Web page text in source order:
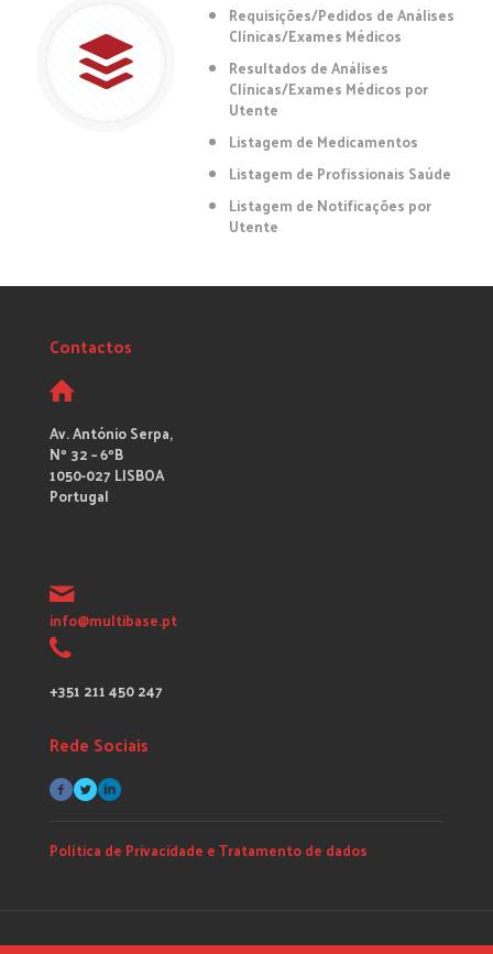
Requisições/Pedidos de Análises
Clínicas/Exames Médicos
Resultados de Análises
Clínicas/Exames Médicos por
Utente
Listagem de Medicamentos
Listagem de Profissionais Saúde
Listagem de Notificações por
Utente
Contactos
Av. António Serpa,
Nº 32 – 6ºB
1050-027 LISBOA
Portugal
info@multibase.pt
+351 211 450 247
Rede Sociais
Política de Privacidade e Tratamento de dados